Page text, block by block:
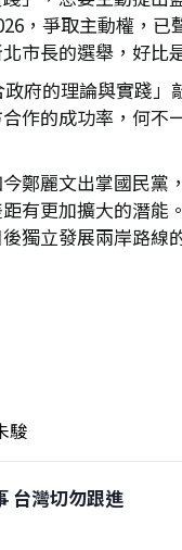
，爭取主動權，
市長的選舉，好
府的理論與實踐
作的成功率，何
鄭麗文出掌國民
有更加擴大的潛
獨立發展兩岸路線
駿
台灣切勿跟進